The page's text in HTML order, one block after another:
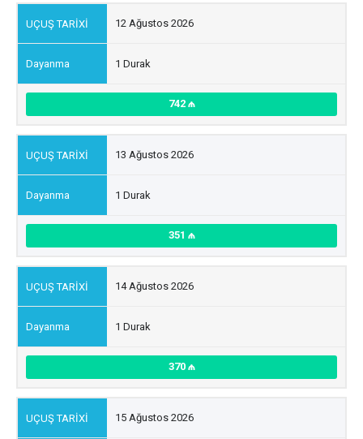
12 Ağustos 2026
1 Durak
742
13 Ağustos 2026
1 Durak
351
14 Ağustos 2026
1 Durak
370
15 Ağustos 2026